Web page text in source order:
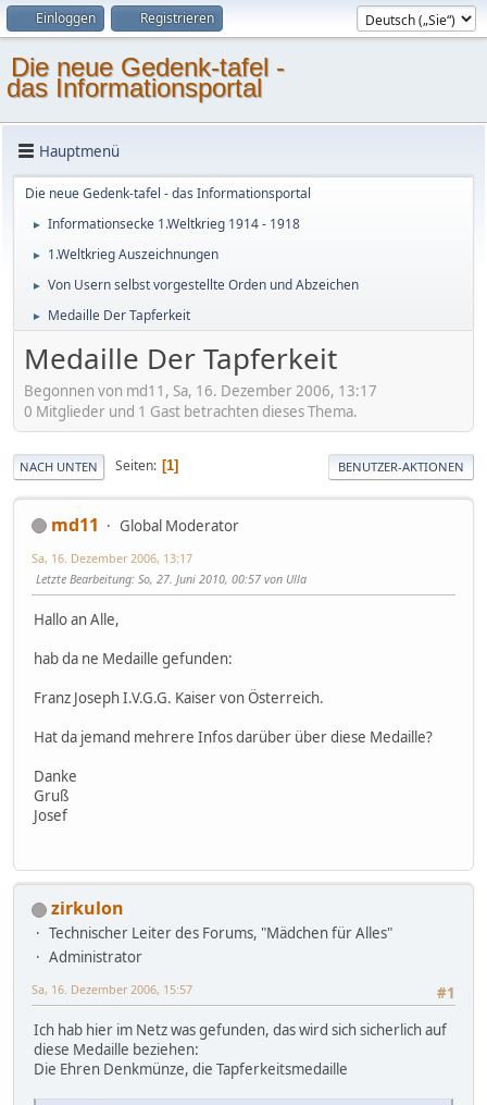
Einloggen Registrieren
Die neue Gedenk-tafel -
das Informationsportal
Hauptmenü
Die neue Gedenk-tafel - das Informationsportal
► Informationsecke 1.Weltkrieg 1914 - 1918
► 1.Weltkrieg Auszeichnungen
► Von Usern selbst vorgestellte Orden und Abzeichen
► Medaille Der Tapferkeit
Medaille Der Tapferkeit
Begonnen von md11, Sa, 16. Dezember 2006, 13:17
0 Mitglieder und 1 Gast betrachten dieses Thema.
NACH UNTEN Seiten 1 BENUTZER-AKTIONEN
md11 Global Moderator
Sa, 16. Dezember 2006, 13:17
Letzte Bearbeitung: So, 27. Juni 2010, 00:57 von Ulla
Hallo an Alle,
hab da ne Medaille gefunden:
Franz Joseph I.V.G.G. Kaiser von Österreich.
Hat da jemand mehrere Infos darüber über diese Medaille?
Danke
Gruß
Josef
zirkulon
Technischer Leiter des Forums, "Mädchen für Alles"
Administrator
#1
Sa, 16. Dezember 2006, 15:57
Ich hab hier im Netz was gefunden, das wird sich sicherlich auf
diese Medaille beziehen:
Die Ehren Denkmünze, die Tapferkeitsmedaille